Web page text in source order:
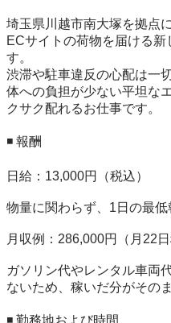
埼玉県川越市南大塚を拠点
ECサイトの荷物を届ける
す。
渋滞や駐車違反の心配は一切
体への負担が少ない平坦な
クサク配れるお仕事です。
◾️ 報酬
日給：13,000円（税込）
物量に関わらず、1日の最低
月収例：286,000円（月22日
ガソリン代やレンタル車両
ないため、稼いだ分がその
◾️ 勤務地および時間